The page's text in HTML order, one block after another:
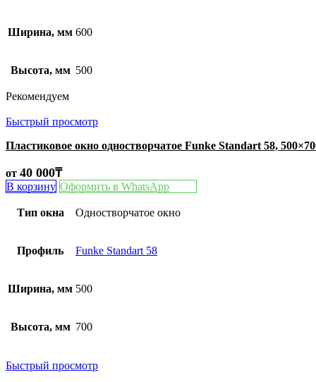
Ширина, мм 600
Высота, мм 500
Рекомендуем
Быстрый просмотр
Пластиковое окно одностворчатое Funke Standart 58,
от 40 000₸
В корзину Оформить в WhatsApp
Тип окна Одностворчатое окно
Профиль Funke Standart 58
Ширина, мм 500
Высота, мм 700
Быстрый просмотр